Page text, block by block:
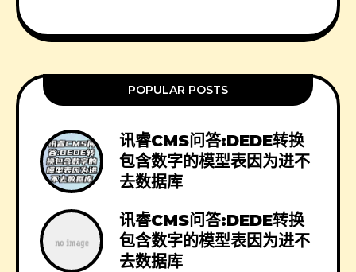
POPULAR POSTS
讯睿CMS问答:DEDE转换
包含数字的模型表因为进不
去数据库
讯睿CMS问答:DEDE转换
包含数字的模型表因为进不
去数据库